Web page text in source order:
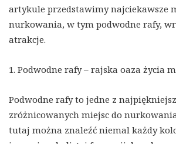
artykule przedstawimy najciekawsze
nurkowania, w tym podwodne rafy,
atrakcje.
1. Podwodne rafy – rajska oaza życia
Podwodne rafy to jedne z
zróżnicowanych miejsc do
tutaj można znaleźć niemal każdy